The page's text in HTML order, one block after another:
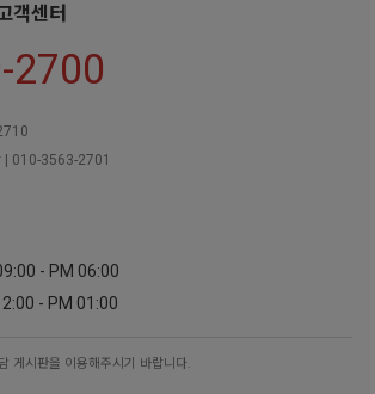
객센터
2700
| 010-3563-2701
- PM 06:00
- PM 01:00
게시판을 이용해주시기 바랍니다.